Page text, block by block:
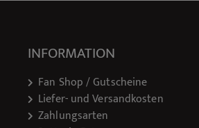
INFORMATION
Fan Shop / Gutscheine
Liefer- und Versandkosten
Zahlungsarten